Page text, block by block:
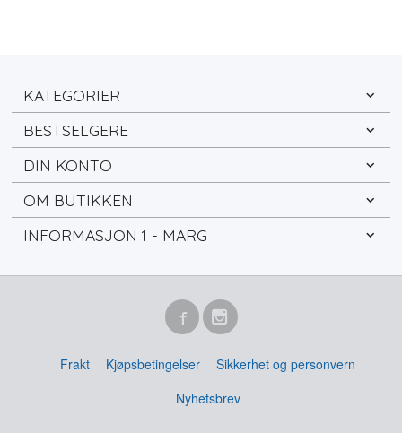
KATEGORIER
BESTSELGERE
DIN KONTO
OM BUTIKKEN
INFORMASJON 1 - MARG
Frakt Kjøpsbetingelser
Sikkerhet og personvern
Nyhetsbrev